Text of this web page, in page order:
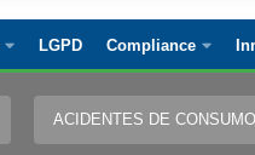
LGPD Compliance
ACIDENTES DE CONSUMO